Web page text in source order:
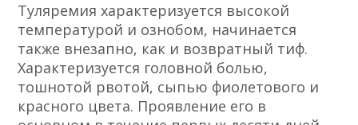
Туляремия характеризуется высокой
температурой и ознобом, начинается
также внезапно, как и возвратный тиф.
Характеризуется головной болью,
тошнотой рвотой, сыпью фиолетового и
красного цвета. Проявление его в